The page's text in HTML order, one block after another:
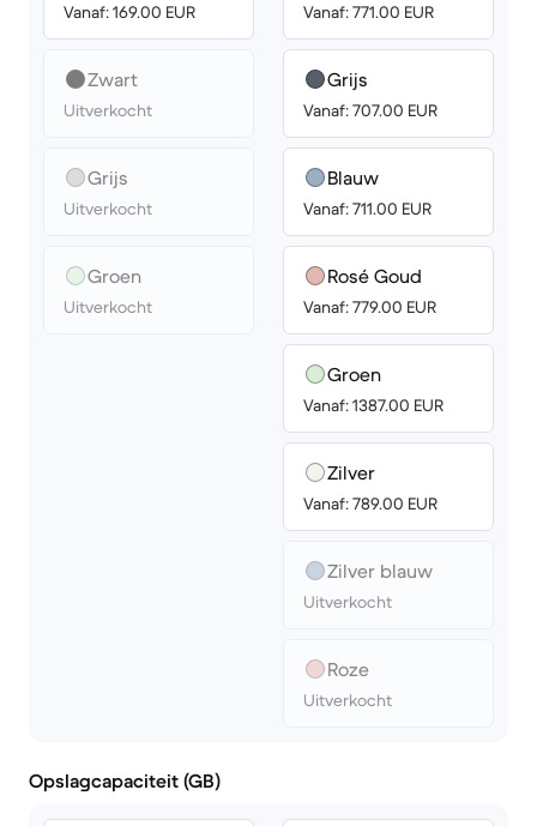
Vanaf: 169.00 EUR
Zwart
Uitverkocht
Grijs
Uitverkocht
Groen
Uitverkocht
Vanaf: 771.00 EUR
Grijs
Vanaf: 707.00 EUR
Blauw
Vanaf: 711.00 EUR
Rosé Goud
Vanaf: 779.00 EUR
Groen
Vanaf: 1387.00 EUR
Zilver
Vanaf: 789.00 EUR
Zilver blauw
Uitverkocht
Roze
Uitverkocht
Opslagcapaciteit (GB)